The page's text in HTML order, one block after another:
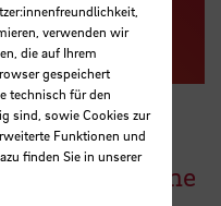
online
verwenden wir
die auf Ihrem
gespeichert
technisch für den
sind, sowie Cookies zur
Funktionen und
finden Sie in unserer